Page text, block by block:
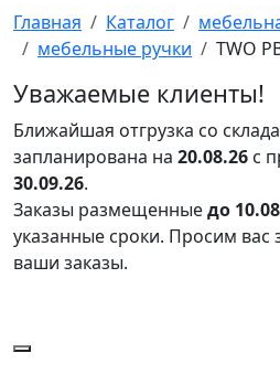
Главная Каталог
мебельные ручки
TWO
Уважаемые клиенты!
Ближайшая отгрузка со
запланирована на 20.08.26 с
30.09.26.
Заказы размещенныедо
указанные сроки. Просим вас
ваши заказы.